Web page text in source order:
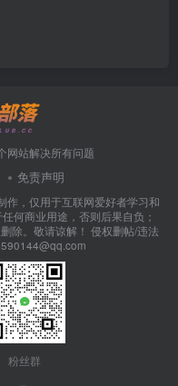
网站解决所有问题
免责声明
作，仅用于互联网爱好者学习和
何商业用途，否则后果自负；
除。敬请谅解！ 侵权删帖/违法
粉丝群